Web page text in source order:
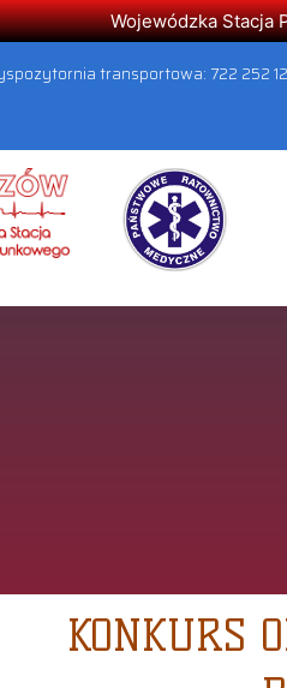
Wojewódzka Stacja
transportowa: 722 252
KONKURS